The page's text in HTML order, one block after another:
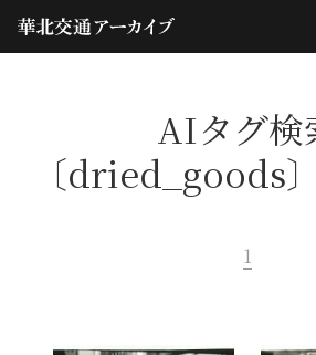
AIタグ検
〔dried_goods
1